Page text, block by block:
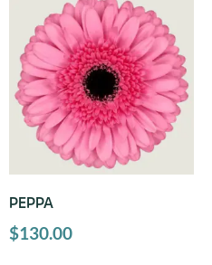
PEPPA
$130.00